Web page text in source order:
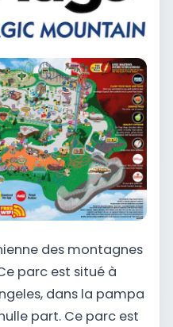
des montagnes
parc est situé à
dans la pampa
part. Ce parc est